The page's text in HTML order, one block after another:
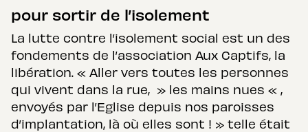
pour sortir de l’isolement
La lutte contre l’isolement social est un des
fondements de l’association Aux Captifs, la
libération. « Aller vers toutes les personnes
qui vivent dans la rue, » les mains nues « ,
envoyés par l’Eglise depuis nos paroisses
d’implantation, là où elles sont ! » telle était